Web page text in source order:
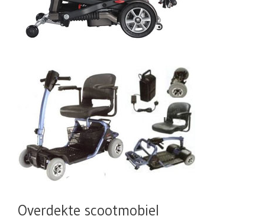
Overdekte scootmobiel